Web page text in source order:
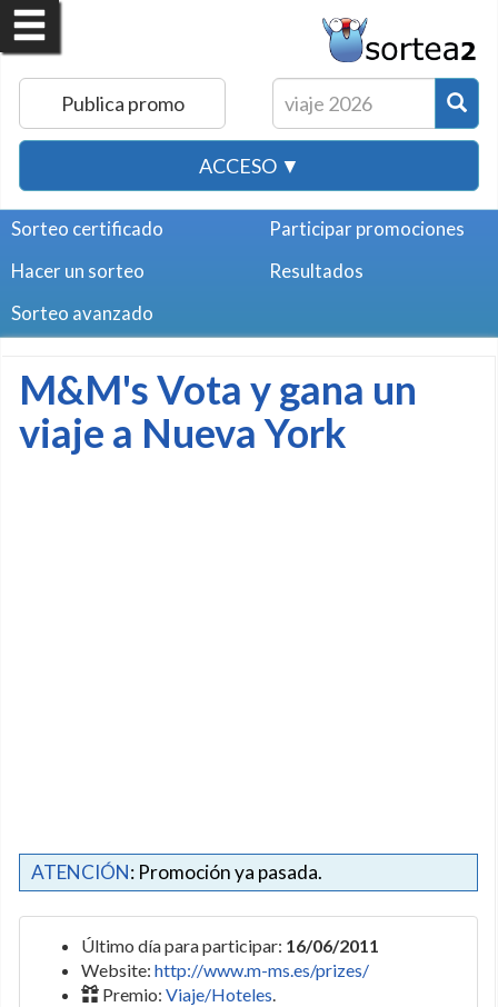
Publica promo
ACCESO ▼
Sorteo certificado
Hacer un sorteo
Sorteo avanzado
Participar promociones
Resultados
M&M's Vota y gana un
viaje a Nueva York
ATENCIÓN: Promoción ya pasada.
Último día para participar: 16/06/2011
Website: http://www.m-ms.es/prizes/
Premio: Viaje/Hoteles.